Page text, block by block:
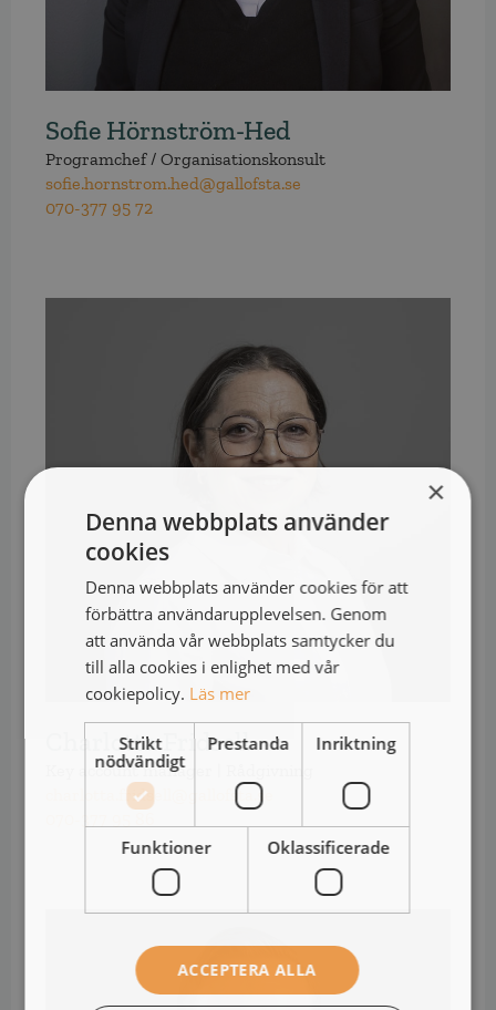
Sofie Hörnström-Hed
Programchef / Organisationskonsult
sofie.hornstrom.hed@gallofsta.se
070-377 95 72
Charlotta Fridsell
Key account manager | Rådgivning
charlotta.fridsell@gallofsta.se
×
Denna webbplats använder
cookies
Denna webbplats använder cookies för att
förbättra användarupplevelsen. Genom
att använda vår webbplats samtycker du
till alla cookies i enlighet med vår
cookiepolicy. Läs mer
Strikt
nödvändigt
Prestanda Inriktning
Funktioner Oklassificerade
ACCEPTERA ALLA